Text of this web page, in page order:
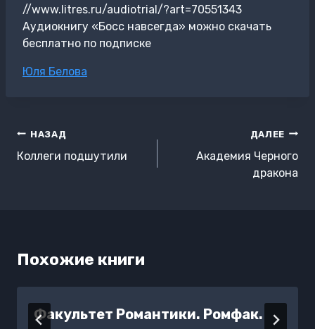
//www.litres.ru/audiotrial/?art=70551343
Аудиокнигу «Босс навсегда» можно скачать
бесплатно по подписке
Метки
Юля Белова
Навигация
по
НАЗАД
Коллеги подшутили
ДАЛЕЕ
Академия Черного
дракона
Похожие книги
Факультет Романтики. Ромфак.